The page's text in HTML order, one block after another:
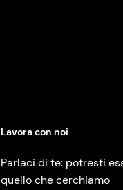
Lavora con noi
Parlaci di te: potresti
quello che cerchiamo